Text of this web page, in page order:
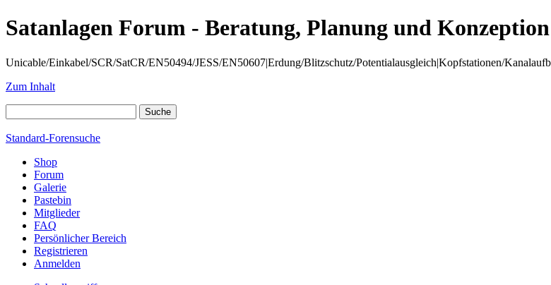
Satanlagen Forum - Beratung, Planung und
Unicable/Einkabel/SCR/SatCR/EN50494/JESS/EN50607|Erdung/Blitzschutz/Potentialausgleich|Kopfstationen/
Zum Inhalt
Standard-Forensuche
Shop
Forum
Galerie
Pastebin
Mitglieder
FAQ
Persönlicher Bereich
Registrieren
Anmelden